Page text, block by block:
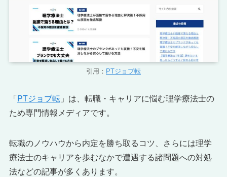
引用： PTジョブ転
「 PTジョブ転」は、転職・キャリアに悩む理学療法士の
ため専門情報メディアです。
転職のノウハウから内定を勝ち取るコツ、さらには理学
療法士のキャリアを歩むなかで遭遇する諸問題への対処
法などの記事が多くあります。